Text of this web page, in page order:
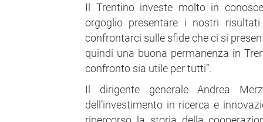
Il Trentino investe molto in
orgoglio presentare i nostri
confrontarci sulle sfide che ci si
quindi una buona permanenza in
confronto sia utile per tutti”.
Il dirigente generale Andrea
dell’investimento in ricerca e